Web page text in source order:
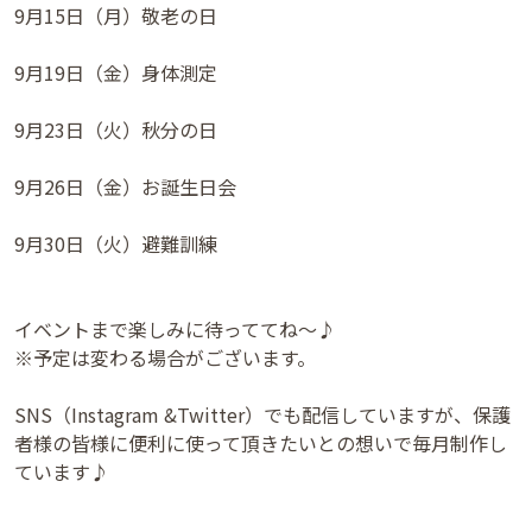
9月15日（月）敬老の日
9月19日（金）身体測定
9月23日（火）秋分の日
9月26日（金）お誕生日会
9月30日（火）避難訓練
イベントまで楽しみに待っててね〜♪
※予定は変わる場合がございます。
SNS（Instagram &Twitter）でも配信していますが、保護
者様の皆様に便利に使って頂きたいとの想いで毎月制作し
ています♪